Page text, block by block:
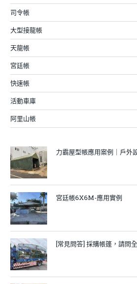
司令帳
大型接龍帳
天龍帳
宮廷帳
快速帳
活動車庫
阿里山帳
力霸屋型帳應用案例｜戶外
宮廷帳6X6M-應用實例
[常見問答] 採購帳篷，請問